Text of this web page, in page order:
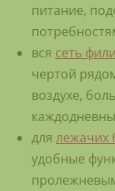
питание,
вся сеть
чертой
воздухе,
для лежачих
удобные